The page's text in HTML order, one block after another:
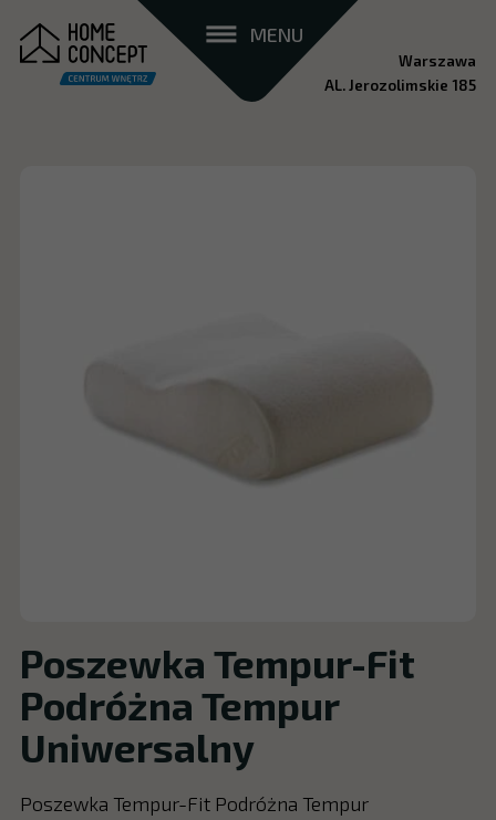
MENU
Warszawa
AL. Jerozolimskie 185
Poszewka Tempur-Fit
Podróżna Tempur
Uniwersalny
Poszewka Tempur-Fit Podróżna Tempur